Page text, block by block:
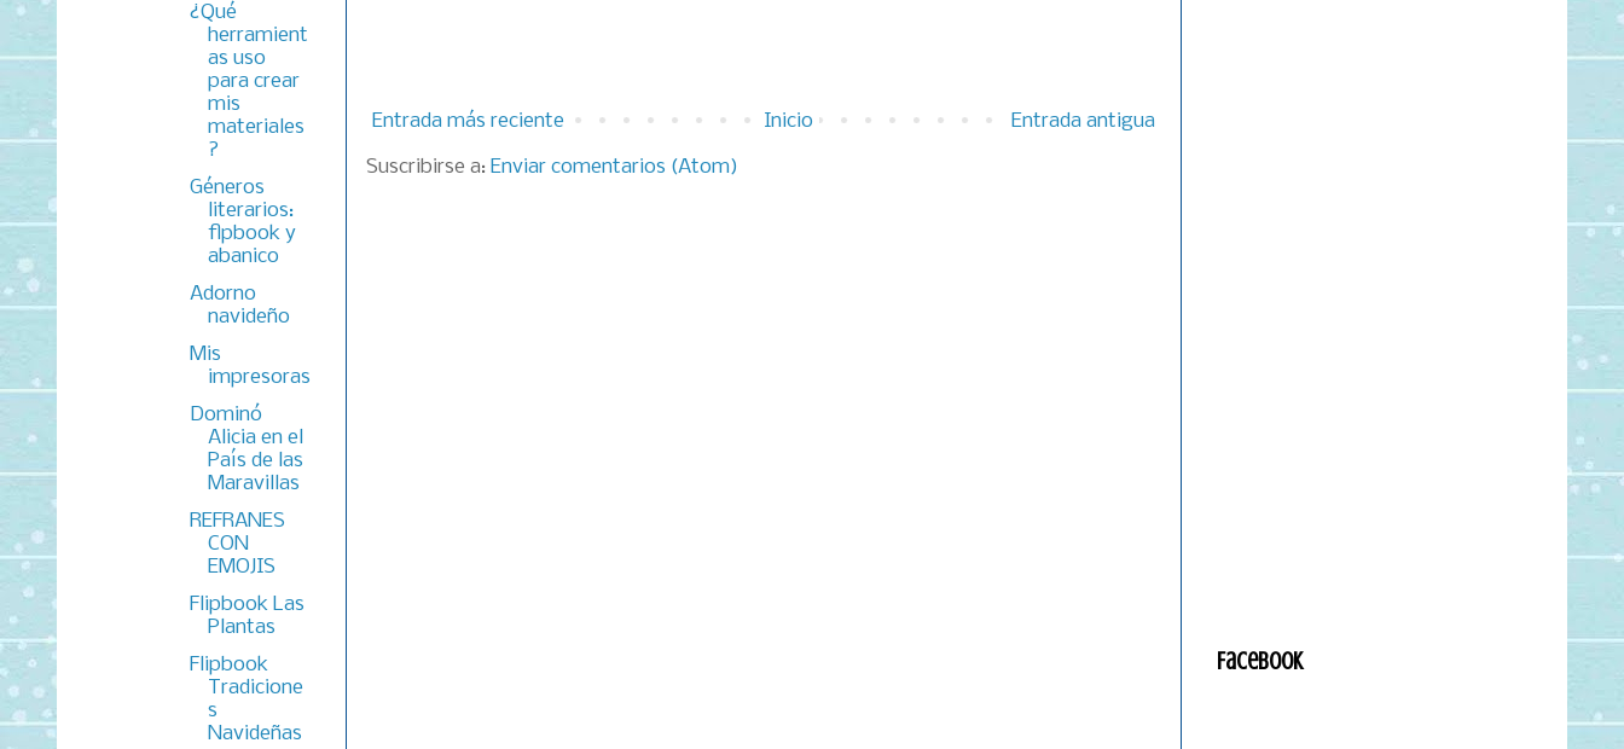
Entrada más reciente Entrada antigua
Inicio
Suscribirse a: Enviar comentarios (Atom)
¿Qué
herramient
as uso
para crear
mis
materiales
?
Géneros
literarios:
flpbook y
abanico
Adorno
navideño
Mis
impresoras
Dominó
Alicia en el
País de las
Maravillas
REFRANES
CON
EMOJIS
Flipbook Las
Plantas
Flipbook
Tradicione
s
Navideñas
Facebook